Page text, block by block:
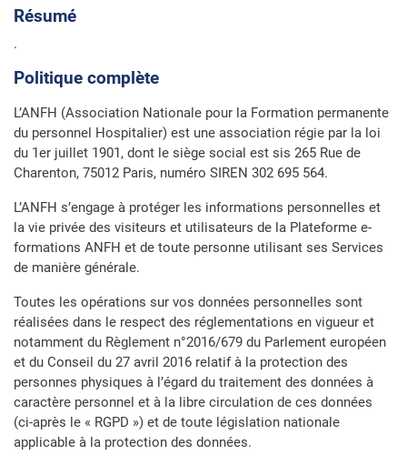
Résumé
.
Politique complète
L’ANFH (Association Nationale pour la Formation permanente
du personnel Hospitalier) est une association régie par la loi
du 1er juillet 1901, dont le siège social est sis 265 Rue de
Charenton, 75012 Paris, numéro SIREN 302 695 564.
L’ANFH s’engage à protéger les informations personnelles et
la vie privée des visiteurs et utilisateurs de la Plateforme e-
formations ANFH et de toute personne utilisant ses Services
de manière générale.
Toutes les opérations sur vos données personnelles sont
réalisées dans le respect des réglementations en vigueur et
notamment du Règlement n°2016/679 du Parlement européen
et du Conseil du 27 avril 2016 relatif à la protection des
personnes physiques à l’égard du traitement des données à
caractère personnel et à la libre circulation de ces données
(ci-après le « RGPD ») et de toute législation nationale
applicable à la protection des données.